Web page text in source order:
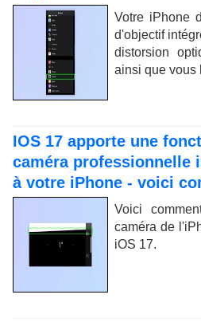
Votre iPhone
d'objectif
distorsion
ainsi que vous
IOS 17 apporte une
caméra professionnelle
à votre iPhone - voici
Voici
caméra de
iOS 17.